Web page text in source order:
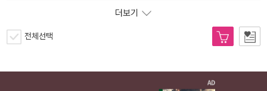
더보기
전체선택